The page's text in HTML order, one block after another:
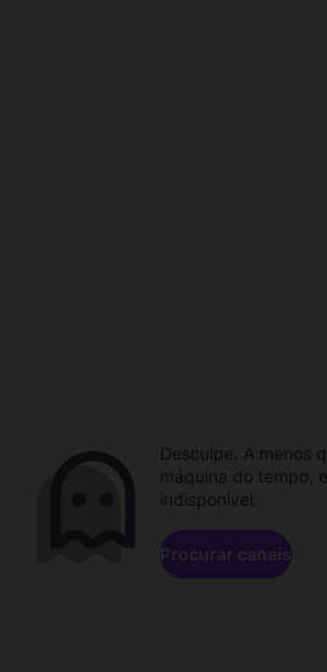
Desculpe. A menos
máquina do tempo,
indisponível.
Procurar canais